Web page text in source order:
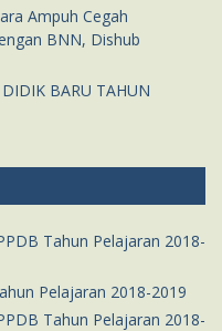
Ampuh Cegah
BNN, Dishub
DIDIK BARU TAHUN
Tahun Pelajaran 2018-
Pelajaran 2018-2019
Tahun Pelajaran 2018-